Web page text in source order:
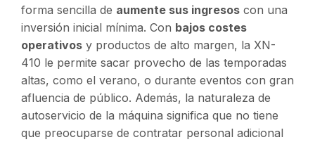
forma sencilla de aumente sus ingresos con una
inversión inicial mínima. Con bajos costes
operativos y productos de alto margen, la XN-
410 le permite sacar provecho de las temporadas
altas, como el verano, o durante eventos con gran
afluencia de público. Además, la naturaleza de
autoservicio de la máquina significa que no tiene
que preocuparse de contratar personal adicional